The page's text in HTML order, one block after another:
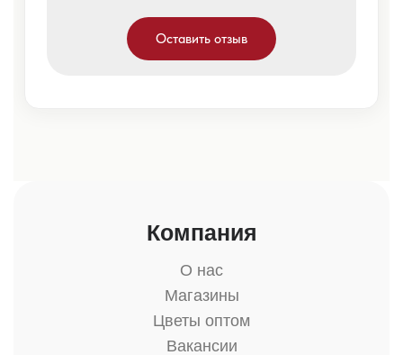
Оставить отзыв
Компания
О нас
Магазины
Цветы оптом
Вакансии